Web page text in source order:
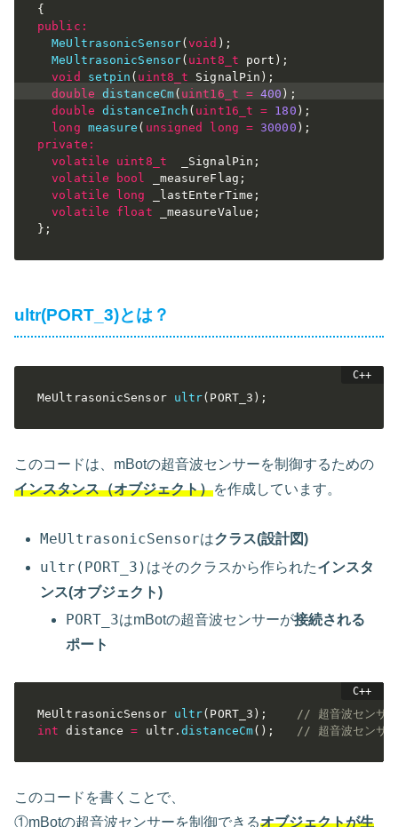
{
public :
MeUltrasonicSensor(void ) ;
MeUltrasonicSensor( uint8_t port ) ;
void
setpin ( uint8_t SignalPin ) ;
double distanceCm( uint16_t = 400 ) ;
double distanceInch ( uint16_t = 180 ) ;
long measure ( unsigned long = 30000 ) ;
private :
volatile
uint8_t
  _SignalPin
;
volatile
bool _measureFlag ;
volatile
long _lastEnterTime ;
volatile
float _measureValue ;
} ;
ultr(PORT_3)とは？
MeUltrasonicSensor ultr( PORT_3 ) ;
このコードは、mBotの超音波センサーを制御するための
インスタンス（オブジェクト）を作成しています。
MeUltrasonicSensorはクラス(設計図)
ultr(PORT_3) はそのクラスから作られたインスタ
ンス(オブジェクト)
PORT_3はmBotの超音波センサーが接続される
ポート
MeUltrasonicSensor ultr( PORT_3 ) ;
// 超音波センサー
int distance = ultr.distanceCm( ) ; // 超音波センサー
このコードを書くことで、
①mBotの超音波センサーを制御できるオブジェクトが生